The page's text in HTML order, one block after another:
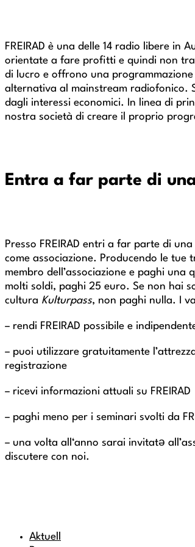
FREIRAD è una delle 14 radio libere in
orientate a fare profitti e quindi non
di lucro e offrono una
alternativa al mainstream radiofonico.
dagli interessi economici. In linea di
nostra società di creare il proprio
Entra a far parte di
Presso FREIRAD entri a far parte di
come associazione. Producendo le tue
membro dell’associazione e paghi una
molti soldi, paghi 25 euro. Se non hai
cultura Kulturpass, non paghi nulla. I
– rendi FREIRAD possibile e
– puoi utilizzare gratuitamente
registrazione
– ricevi informazioni attuali su FREIRAD
– paghi meno per i seminari svolti da
– una volta all‘anno sarai invitatə
discutere con noi.
Aktuell